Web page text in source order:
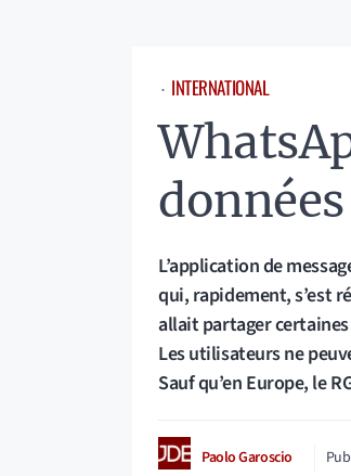
⋅ INTERNATIONAL
L’application de
qui, rapidement, s’est
allait partager certaines
Les utilisateurs ne
Sauf qu’en Europe, le
Paolo Garoscio